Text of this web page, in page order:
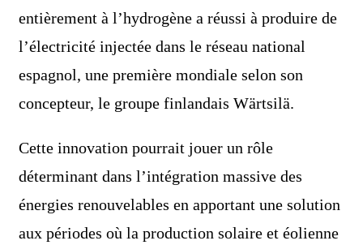
entièrement à l’hydrogène a réussi à produire de
l’électricité injectée dans le réseau national
espagnol, une première mondiale selon son
concepteur, le groupe finlandais Wärtsilä.
Cette innovation pourrait jouer un rôle
déterminant dans l’intégration massive des
énergies renouvelables en apportant une solution
aux périodes où la production solaire et éolienne